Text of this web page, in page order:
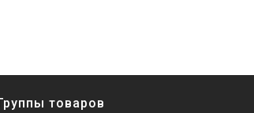
товаров